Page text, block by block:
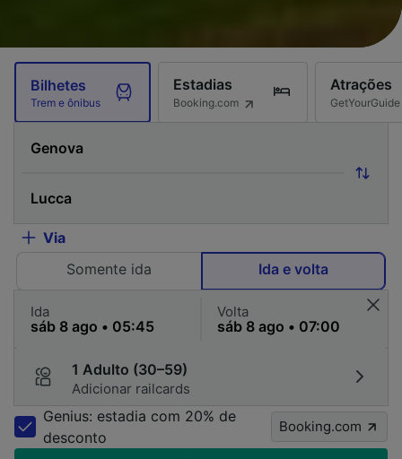
Bilhetes
Trem e ônibus
Estadias
Booking.com
Atrações
GetYourGuide
Via
Somente ida
Ida e volta
Ida Volta
1 Adulto (30–59)
Adicionar railcards
Genius: estadia com 20% de
desconto
Booking.com